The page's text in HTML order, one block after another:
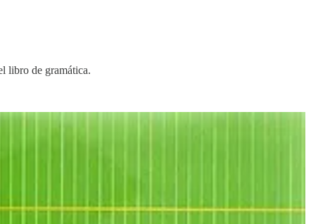
libro de gramática.